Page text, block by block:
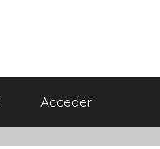
Acceder